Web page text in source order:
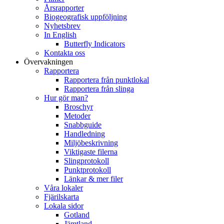
Årsrapporter
Biogeografisk uppföljning
Nyhetsbrev
In English
Butterfly Indicators
Kontakta oss
Övervakningen
Rapportera
Rapportera från punktlokal
Rapportera från slinga
Hur gör man?
Broschyr
Metoder
Snabbguide
Handledning
Miljöbeskrivning
Viktigaste filerna
Slingprotokoll
Punktprotokoll
Länkar & mer filer
Våra lokaler
Fjärilskarta
Lokala sidor
Gotland